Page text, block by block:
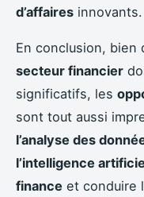
d’affaires innovants.
En conclusion, bien
secteur financier
significatifs, les
sont tout aussi
l’analyse des
l’intelligence
finance et conduire